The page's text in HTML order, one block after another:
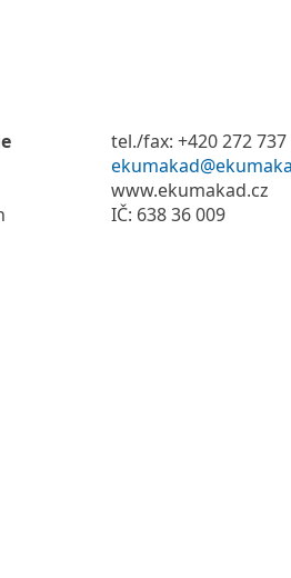
tel./fax: +420 272 737
www.ekumakad.cz
IČ: 638 36 009